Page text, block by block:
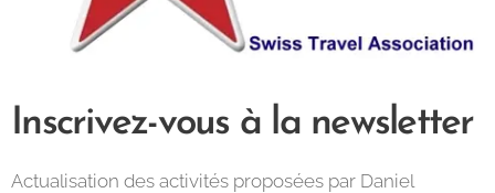
Inscrivez-vous à la newsletter
Actualisation des activités proposées par Daniel